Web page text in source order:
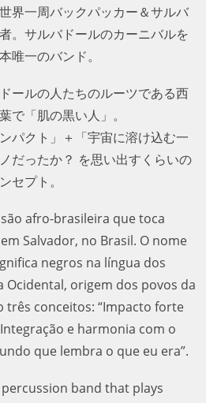
界一周バックパッカー＆サルバ
。サルバドールのカーニバルを
唯一のバンド。
ールの人たちのルーツである西
で「肌の黒い人」。
パクト」＋「宇宙に溶け込む一
だったか？ を思い出すくらいの
セプト。
afro-brasileira que toca
Salvador, no Brasil. O nome
negros na língua dos
Ocidental, origem dos povos da
três conceitos: “Impacto forte
e harmonia com o
que lembra o que eu era”.
band that plays